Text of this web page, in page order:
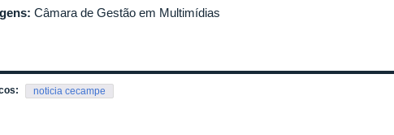
Câmara de Gestão em Multimídias
noticia cecampe